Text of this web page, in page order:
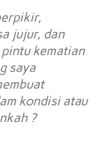
jujur, dan
kematian
saya
kondisi atau
?